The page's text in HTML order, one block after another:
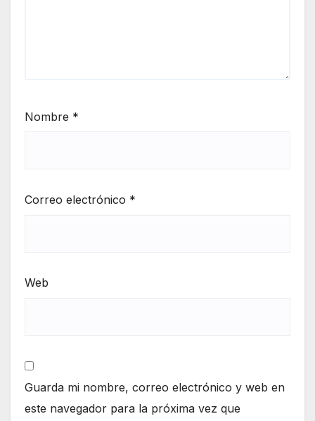
Nombre *
Correo electrónico *
Web
Guarda mi nombre, correo electrónico y web en
este navegador para la próxima vez que